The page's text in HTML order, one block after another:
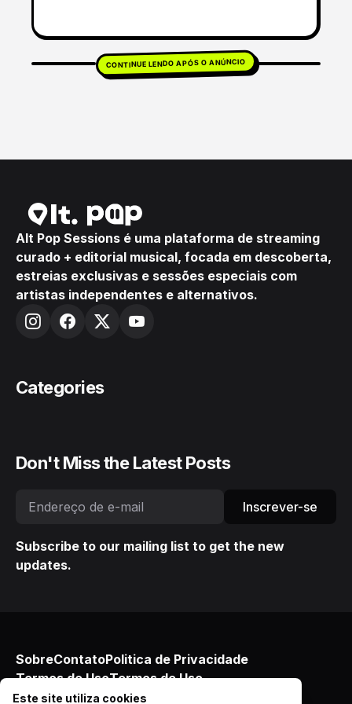
CONTINUE LENDO APÓS O ANÚNCIO
Alt Pop Sessions é uma plataforma de streaming
curado + editorial musical, focada em descoberta,
estreias exclusivas e sessões especiais com
artistas independentes e alternativos.
Categories
Don't Miss the Latest Posts
Inscrever-se
Subscribe to our mailing list to get the new
updates.
© 2025 AltPop. Todos os direitos reservados.
SobreContatoPolitica de Privacidade
Termos de UsoTermos de Uso
Este site utiliza cookies